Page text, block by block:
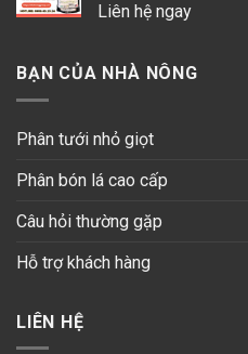
Liên hệ ngay
BẠN CỦA NHÀ NÔNG
Phân tưới nhỏ giọt
Phân bón lá cao cấp
Câu hỏi thường gặp
Hỗ trợ khách hàng
LIÊN HỆ